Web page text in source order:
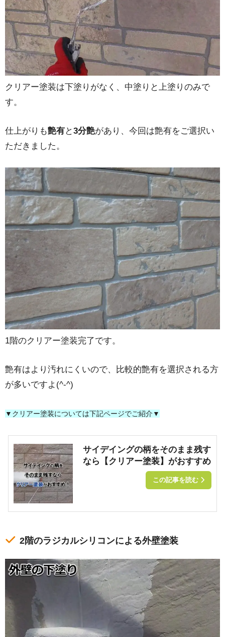
クリアー塗装は下塗りがなく、中塗りと上塗りのみで
す。
仕上がりも艶有と3分艶があり、今回は艶有をご選択い
ただきました。
1階のクリアー塗装完了です。
艶有はより汚れにくいので、比較的艶有を選択される方
が多いですよ(^-^)
▼クリアー塗装については下記ページでご紹介▼
サイデイングの柄をそのまま残す
なら【クリアー塗装】がおすすめ
この記事を読む
2階のラジカルシリコンによる外壁塗装